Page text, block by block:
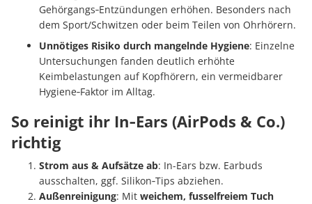
Gehörgangs‑Entzündungen erhöhen. Besonders nach
dem Sport/Schwitzen oder beim Teilen von Ohrhörern.
Unnötiges Risiko durch mangelnde Hygiene: Einzelne
Untersuchungen fanden deutlich erhöhte
Keimbelastungen auf Kopfhörern, ein vermeidbarer
Hygiene‑Faktor im Alltag.
So reinigt ihr In‑Ears (AirPods & Co.)
richtig
Strom aus & Aufsätze ab: In-Ears bzw. Earbuds
ausschalten, ggf. Silikon‑Tips abziehen.
Außenreinigung: Mit weichem, fusselfreiem Tuch